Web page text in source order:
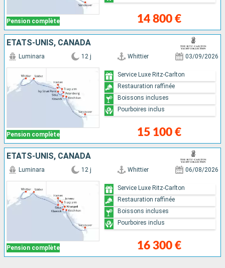
Pension complète 14 800 €
ÉTATS-UNIS, CANADA
Pension complète
Luminara 12 j Whittier 03/09/2026
15 100 €
Service Luxe Ritz-Carlton
Restauration raffinée
Boissons incluses
Pourboires inclus
ÉTATS-UNIS, CANADA
Pension complète
Luminara 12 j Whittier 06/08/2026
16 300 €
Service Luxe Ritz-Carlton
Restauration raffinée
Boissons incluses
Pourboires inclus